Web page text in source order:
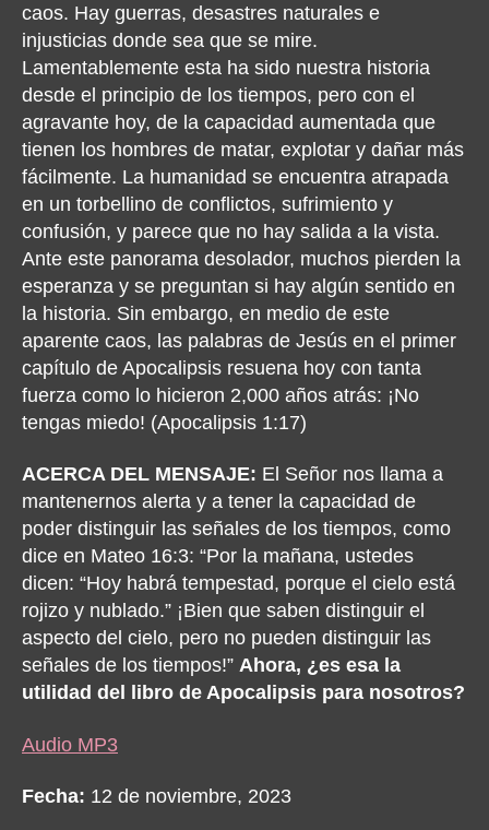
caos. Hay guerras, desastres naturales e
injusticias donde sea que se mire.
Lamentablemente esta ha sido nuestra historia
desde el principio de los tiempos, pero con el
agravante hoy, de la capacidad aumentada que
tienen los hombres de matar, explotar y dañar más
fácilmente. La humanidad se encuentra atrapada
en un torbellino de conflictos, sufrimiento y
confusión, y parece que no hay salida a la vista.
Ante este panorama desolador, muchos pierden la
esperanza y se preguntan si hay algún sentido en
la historia. Sin embargo, en medio de este
aparente caos, las palabras de Jesús en el primer
capítulo de Apocalipsis resuena hoy con tanta
fuerza como lo hicieron 2,000 años atrás: ¡No
tengas miedo! (Apocalipsis 1:17)
ACERCA DEL MENSAJE: El Señor nos llama a
mantenernos alerta y a tener la capacidad de
poder distinguir las señales de los tiempos, como
dice en Mateo 16:3: “Por la mañana, ustedes
dicen: “Hoy habrá tempestad, porque el cielo está
rojizo y nublado.” ¡Bien que saben distinguir el
aspecto del cielo, pero no pueden distinguir las
señales de los tiempos!” Ahora, ¿es esa la
utilidad del libro de Apocalipsis para nosotros?
Audio MP3
Fecha: 12 de noviembre, 2023